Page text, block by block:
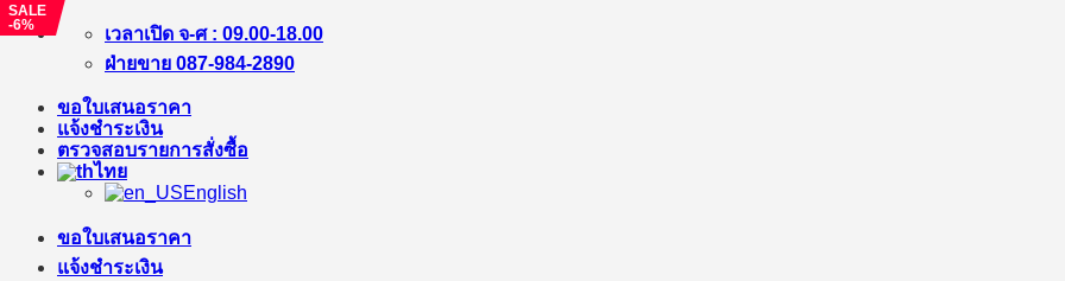
ข้าม
เนื้อหา
เวลาเปิด จ-ศ : 09.00-18.00
ฝ่ายขาย 087-984-2890
ขอใบเสนอราคา
แจ้งชำระเงิน
ตรวจสอบรายการสั่งซื้อ
ไทย
English
ขอใบเสนอราคา
แจ้งชำระเงิน
SALE
-6%